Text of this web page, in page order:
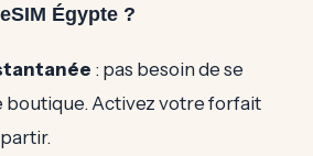
Égypte ?
: pas besoin de se
boutique. Activez votre forfait